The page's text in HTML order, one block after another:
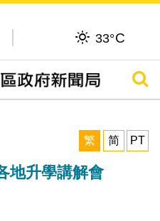
33°C
搜尋
繁
简 PT
地升學講解會